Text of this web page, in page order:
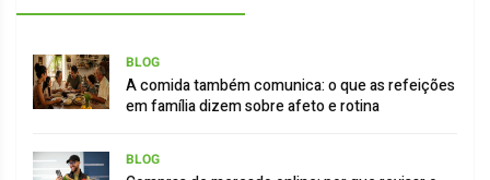
BLOG
A comida também comunica: o que as refeições
em família dizem sobre afeto e rotina
BLOG